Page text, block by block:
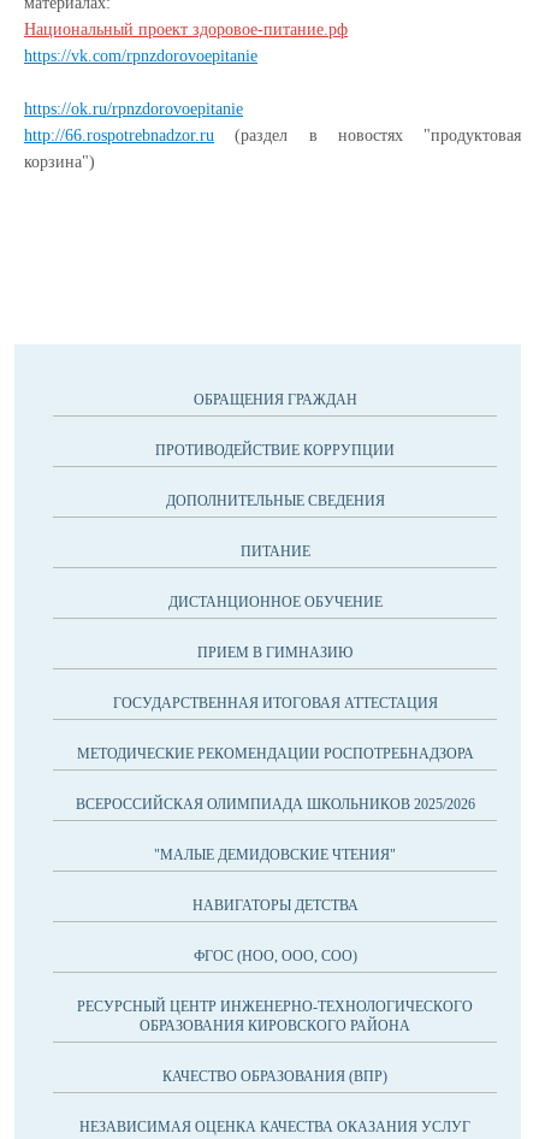
Национальный проект здоровое-питание.рф
https://vk.com/rpnzdorovoepitanie
https://ok.ru/rpnzdorovoepitanie
http://66.rospotrebnadzor.ru
(раздел в новостях "продуктовая
корзина")
ОБРАЩЕНИЯ ГРАЖДАН
ПРОТИВОДЕЙСТВИЕ КОРРУПЦИИ
ДОПОЛНИТЕЛЬНЫЕ СВЕДЕНИЯ
ПИТАНИЕ
ДИСТАНЦИОННОЕ ОБУЧЕНИЕ
ПРИЕМ В ГИМНАЗИЮ
ГОСУДАРСТВЕННАЯ ИТОГОВАЯ АТТЕСТАЦИЯ
МЕТОДИЧЕСКИЕ РЕКОМЕНДАЦИИ РОСПОТРЕБНАДЗОРА
ВСЕРОССИЙСКАЯ ОЛИМПИАДА ШКОЛЬНИКОВ 2025/2026
"МАЛЫЕ ДЕМИДОВСКИЕ ЧТЕНИЯ"
НАВИГАТОРЫ ДЕТСТВА
ФГОС (НОО, ООО, СОО)
РЕСУРСНЫЙ ЦЕНТР ИНЖЕНЕРНО-ТЕХНОЛОГИЧЕСКОГО
ОБРАЗОВАНИЯ КИРОВСКОГО РАЙОНА
КАЧЕСТВО ОБРАЗОВАНИЯ (ВПР)
НЕЗАВИСИМАЯ ОЦЕНКА КАЧЕСТВА ОКАЗАНИЯ УСЛУГ